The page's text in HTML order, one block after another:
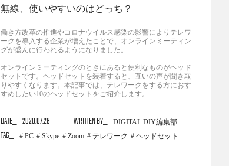
無線、使いやすいのはどっち？
働き方改革の推進やコロナウイルス感染の影響によりテレワ
ークを導入する企業が増えたことで、オンラインミーティン
グが盛んに行われるようになりました。
オンラインミーティングのときにあると便利なものがヘッド
セットです。ヘッドセットを装着すると、互いの声が聞き取
りやすくなります。本記事では、テレワークをする方におす
すめしたい10のヘッドセットをご紹介します。
DATE 2020.07.28 WRITTEN BY DIGITAL DIY編集部
TAG PC Skype Zoom テレワーク ヘッドセット